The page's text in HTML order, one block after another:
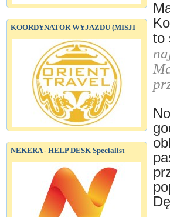
KOORDYNATOR WYJAZDU (MISJI
NEKERA - HELP DESK Specialist
to